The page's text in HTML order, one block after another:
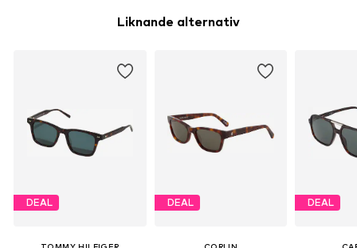
Liknande alternativ
DEAL DEAL DEAL